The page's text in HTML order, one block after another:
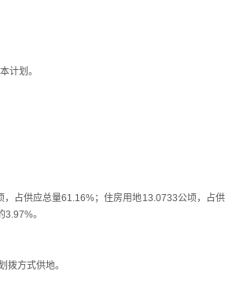
计划。
占供应总量61.16%；住房用地13.0733公顷，占供
。
方式供地。